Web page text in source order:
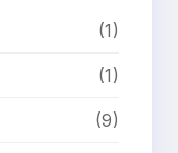
(1)
(1)
(9)